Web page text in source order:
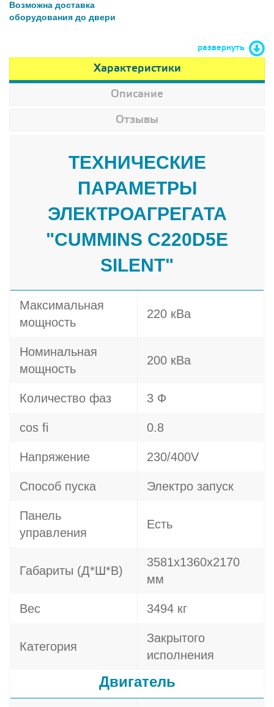
Возможна доставка
оборудования до двери
развернуть
Характеристики
Описание
Отзывы
ТЕХНИЧЕСКИЕ
ПАРАМЕТРЫ
ЭЛЕКТРОАГРЕГАТА
"CUMMINS C220D5E
SILENT"
Максимальная
мощность
220 кВа
Номинальная
мощность
200 кВа
Количество фаз 3 Ф
cos fi 0.8
Напряжение 230/400V
Способ пуска Электро запуск
Панель
управления
Есть
Габариты (Д*Ш*В)
3581х1360х2170
мм
Вес 3494 кг
Категория
Закрытого
исполнения
Двигатель